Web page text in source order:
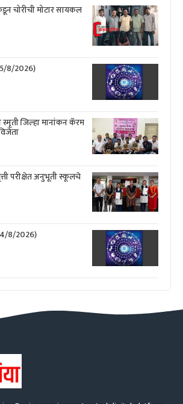
चोरीची मोटार सायकल
8/2026)
जिल्हा मानांकन कॅरम
परीक्षेत अनुभूती स्कूलचे
8/2026)